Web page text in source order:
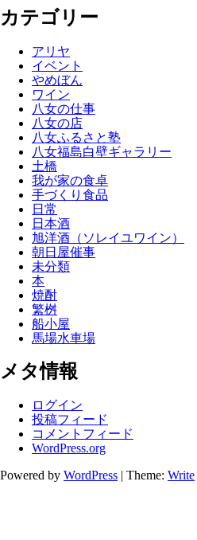
カテゴリー
アリヤ
イベント
やめぼん
ワイン
八女の仕事
八女の店
八女ふるさと塾
八女福島白壁ギャラリー
土橋
我が家の食卓
手づくり食品
日常
日本酒
旭洋酒（ソレイユワイン）
朝日屋催事
未分類
本
焼酎
繁桝
船小屋
馬場水車場
メタ情報
ログイン
投稿フィード
コメントフィード
WordPress.org
Powered by WordPress | Theme: Write